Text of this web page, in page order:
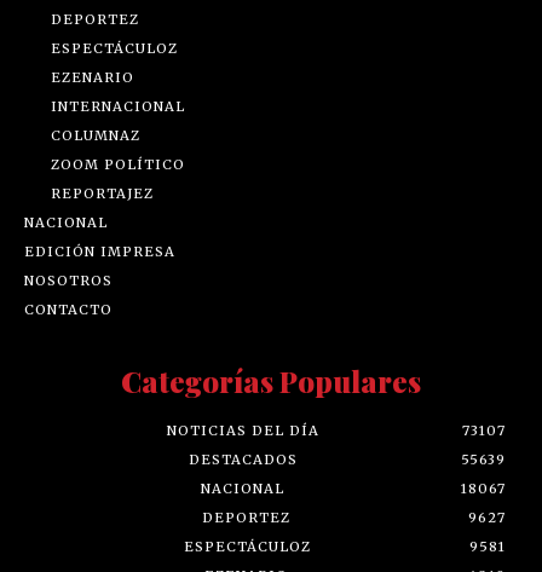
DEPORTEZ
ESPECTÁCULOZ
EZENARIO
INTERNACIONAL
COLUMNAZ
ZOOM POLÍTICO
REPORTAJEZ
NACIONAL
EDICIÓN IMPRESA
NOSOTROS
CONTACTO
Categorías Populares
NOTICIAS DEL DÍA
73107
DESTACADOS
55639
NACIONAL
18067
DEPORTEZ
9627
ESPECTÁCULOZ
9581